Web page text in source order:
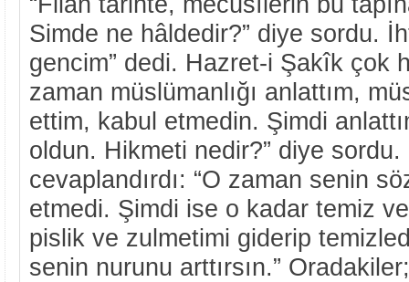
Simde ne hâldedir?” diye sordu.
gencim” dedi. Hazret-i Şakîk çok
zaman müslümanlığı anlattım,
ettim, kabul etmedin. Şimdi
oldun. Hikmeti nedir?” diye
cevaplandırdı: “O zaman senin
etmedi. Şimdi ise o kadar temiz
pislik ve zulmetimi giderip
senin nurunu arttırsın.”